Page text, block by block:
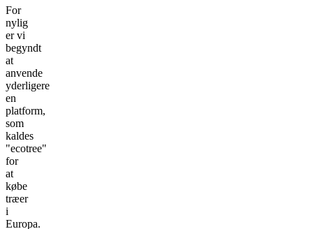
For
nylig
er vi
begyndt
at
anvende
yderligere
en
platform,
som
kaldes
"ecotree"
for
at
købe
træer
i
Europa.